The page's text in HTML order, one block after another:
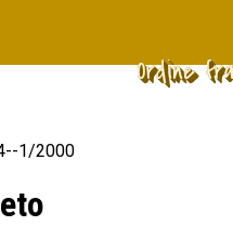
Ordine
1/2000